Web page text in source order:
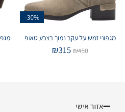
-30%
מגפוני זמש על עקב נמוך בצבע טאופ
₪450
₪315
אזור אישי